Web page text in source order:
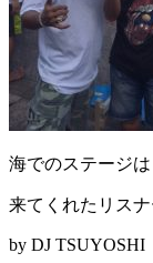
海でのステージは
来てくれたリス
by DJ TSUYOSHI